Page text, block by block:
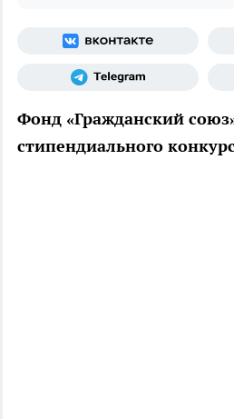
Фонд «Гражданский
стипендиального